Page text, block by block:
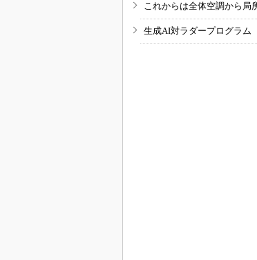
これからは全体空調から局
生成AI対ラダープログラム